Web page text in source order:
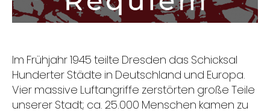
Im Frühjahr 1945 teilte Dresden das Schicksal
Hunderter Städte in Deutschland und Europa.
Vier massive Luftangriffe zerstörten große Teile
unserer Stadt; ca. 25.000 Menschen kamen zu